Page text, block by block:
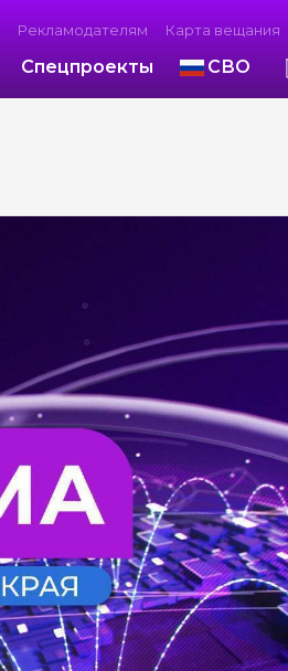
Рекламодателям Карта вещания
Спецпроекты СВО